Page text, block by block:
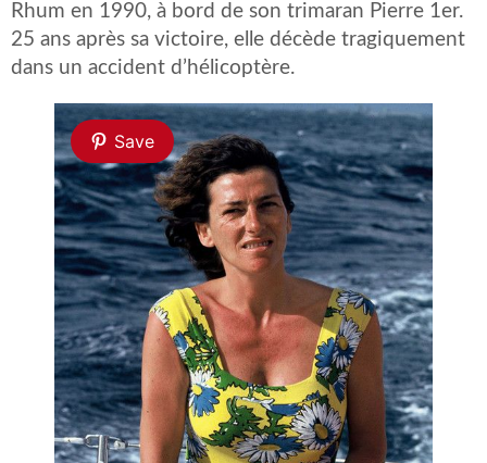
Rhum en 1990, à bord de son trimaran Pierre 1er.
25 ans après sa victoire, elle décède tragiquement
dans un accident d’hélicoptère.
Save